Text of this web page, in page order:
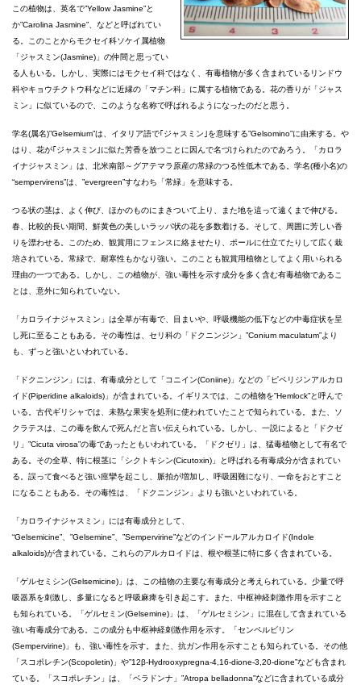
この植物は、英名で”Yellow Jasmine”と
か”Carolina Jasmine”、などと呼ばれてい
る。このことからモクセイ科ソケイ属植物
「ジャスミン(Jasmine)」の仲間と思ってい
る人もいる。しかし、実際にはモクセイ科ではなく、有毒植物が多く含まれているリンドウ
科やキョウチクトウ科などに近縁の「マチン科」に属する植物である。花の香りが「ジャス
ミン」に似ているので、このような名称で呼ばれるようになったのだと思う。
学名(属名)”Gelsemium”は、イタリア語で｢ジャスミン｣を意味する”Gelsomino”に由来する。や
はり、花が｢ジャスミン｣に似た芳香を放つことに因んで名づけられたのであろう。「カロラ
イナジャスミン」は、北米南部～グアテマラ原産の常緑のつる性低木である。学名(種小名)の
“sempervirens”は、”evergreen”すなわち「常緑」を意味する。
つる状の茎は、よく伸び、ほかのものにまきついて上り、また地を這って遠くまで伸びる。
春、比較的長い期間、鮮黄色の美しいラッパ状の花を多数着ける。そして、周囲に芳しい香
りを漂わせる。このため、観賞用にフェンスに絡ませたり、ポールに仕立てたりして広く栽
培されている。常緑で、耐寒性もかなり強い。このことも観賞用植物としてよく用いられる
理由の一つである。しかし、この植物が、強い毒性を示す成分を多く含む有毒植物であるこ
とは、意外に知られていない。
「カロライナジャスミン」は全草が有毒で、目まいや、呼吸機能の低下などの中毒症状を呈
し死に至ることもある。その毒性は、セリ科の「ドクニンジン」”Conium maculatum”より
も、ずっと強いといわれている。
「ドクニンジン」には、有毒成分として「コニイン(Coniine)」などの「ピペリジンアルカロ
イド(Piperidine alkaloids)」が含まれている。イギリスでは、この植物を”Hemlock”と呼んで
いる。古代ギリシャでは、未熟な果実を処刑に使われていたことで知られている。また、ソ
クラテスは、この毒を飲んで死んだと言い伝えられている。しかし、一説によると「ドクゼ
リ」”Cicuta virosa”の毒であったともいわれている。「ドクゼリ」は、猛毒植物として有名で
ある。その全草、特に根茎に「シクトキシン(Cicutoxin)」と呼ばれる有毒成分が含まれてい
る。誤って食べると強い痙攣を起こし、脈拍が増加し、呼吸困難になり、一命をおとすこと
になることもある。その毒性は、「ドクニンジン」よりも強いといわれている。
「カロライナジャスミン」には有毒成分として、
“Gelsemicine”、”Gelsemine”、”Sempervirine”などのインドールアルカロイド(Indole
alkaloids)が含まれている。これらのアルカロイドは、根や根茎に特に多く含まれている。
「ゲルセミシン(Gelsemicine)」は、この植物の主要な有毒成分と考えられている。少量で呼
吸器系を刺激し、多量になると呼吸麻痺を引き起こす。また、中枢神経刺激作用を示すこと
も知られている。「ゲルセミン(Gelsemine)」は、「ゲルセミシン」に混在して含まれている
強い有毒成分である。この成分も中枢神経刺激作用を示す。「センペルビリン
(Sempervirine)」も、強い毒性を示す。また、抗ガン作用を示すことも知られている。その他
「スコポレチン(Scopoletin)」や”12β-Hydrooxypregna-4,16-dione-3,20-dione”なども含まれ
ている。「スコポレチン」は、「ベラドンナ」”Atropa belladonna”などに含まれている成分